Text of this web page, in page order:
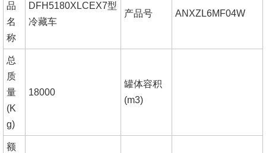
品
名
称
DFH5180XLCEX7型
冷藏车
产品号 ANXZL6MF04W
总
质
量
(K
g)
18000
罐体容积
(m3)
额